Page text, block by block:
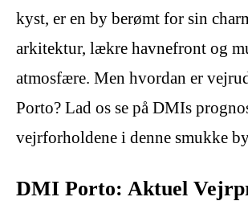
kyst, er en by berømt for sin
arkitektur, lækre havnefront og
atmosfære. Men hvordan er
Porto? Lad os se på DMIs
vejrforholdene i denne smukke
DMI Porto: Aktuel